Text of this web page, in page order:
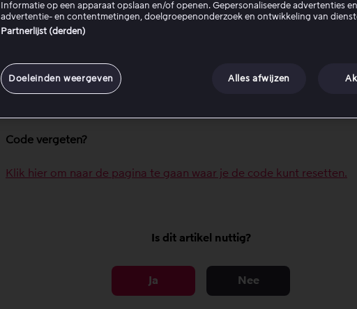
Open Accountinstellingen.
Kies Code aanmaken voor aankoopbeveiliging.
Wanneer de aankoopbeveiliging is geactiveerd, is de code vereist
Code vergeten?
Klik hier om naar de pagina te gaan waar je de code kunt resetten.
Is dit artikel nuttig?
Ja Nee
Informatie op een apparaat opslaan en/of openen. Gepersonaliseerde advertenties
advertentie- en contentmetingen, doelgroepenonderzoek en ontwikkeling van
Partnerlijst (derden)
Doeleinden weergeven Alles afwijzen